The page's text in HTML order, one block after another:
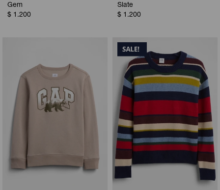
Gem
$ 1.200
Slate
$ 1.200